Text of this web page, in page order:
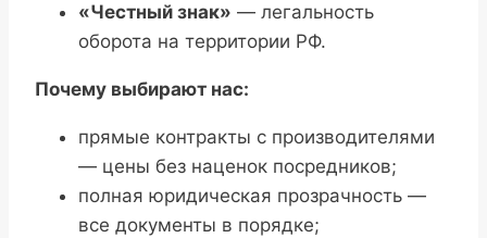
«Честный знак» — легальность
оборота на территории РФ.
Почему выбирают нас:
прямые контракты с производителями
— цены без наценок посредников;
полная юридическая прозрачность —
все документы в порядке;